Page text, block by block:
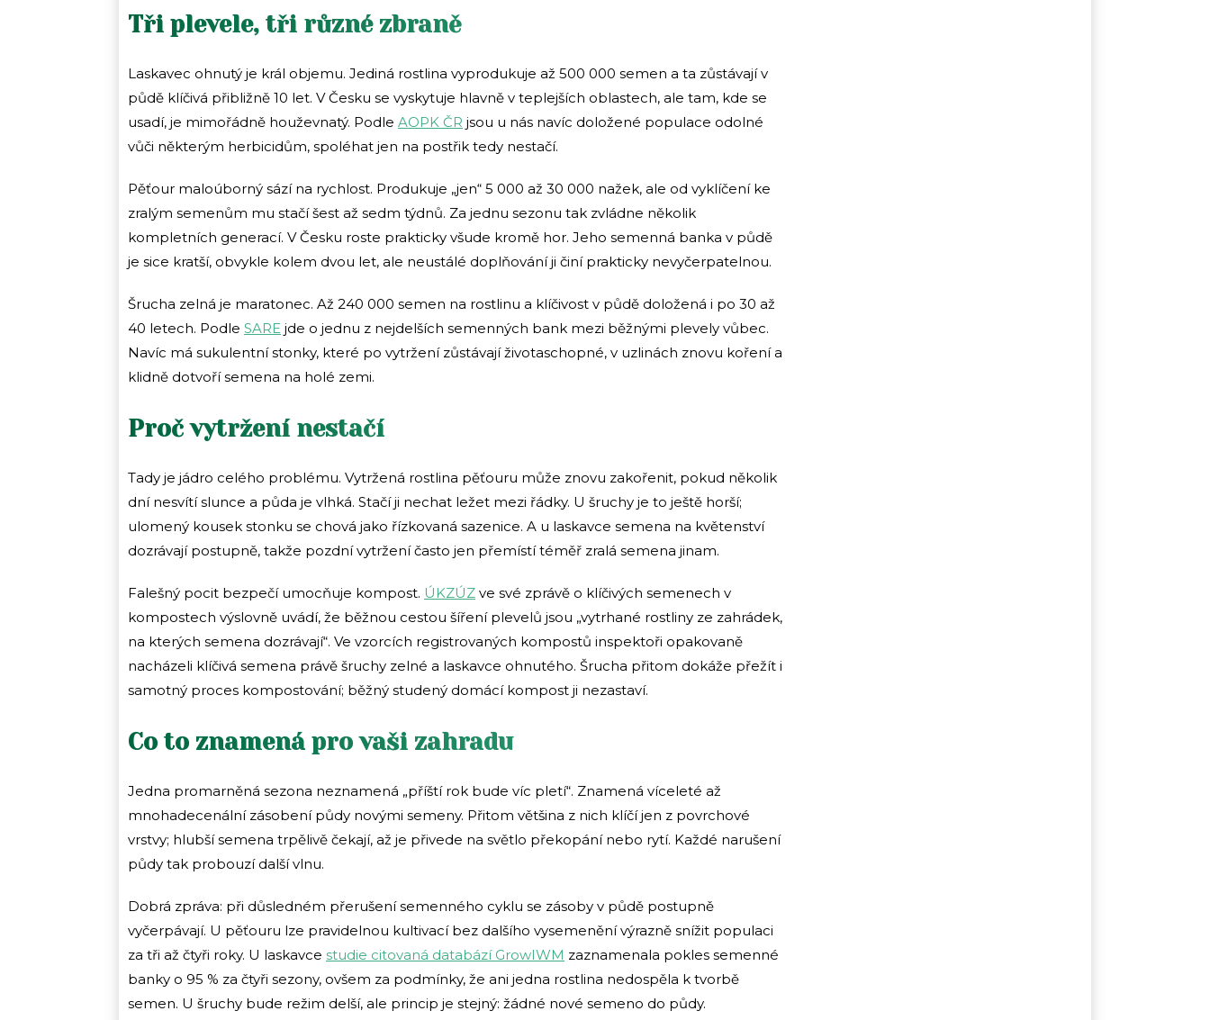
Tři plevele, tři různé zbraně
Laskavec ohnutý je král objemu. Jediná rostlina vyprodukuje až 500 000 semen a ta zůstávají v
půdě klíčivá přibližně 10 let. V Česku se vyskytuje hlavně v teplejších oblastech, ale tam, kde se
usadí, je mimořádně houževnatý. Podle AOPK ČR jsou u nás navíc doložené populace odolné
vůči některým herbicidům, spoléhat jen na postřik tedy nestačí.
Pěťour maloúborný sází na rychlost. Produkuje „jen“ 5 000 až 30 000 nažek, ale od vyklíčení ke
zralým semenům mu stačí šest až sedm týdnů. Za jednu sezonu tak zvládne několik
kompletních generací. V Česku roste prakticky všude kromě hor. Jeho semenná banka v půdě
je sice kratší, obvykle kolem dvou let, ale neustálé doplňování ji činí prakticky nevyčerpatelnou.
Šrucha zelná je maratonec. Až 240 000 semen na rostlinu a klíčivost v půdě doložená i po 30 až
40 letech. Podle SARE jde o jednu z nejdelších semenných bank mezi běžnými plevely vůbec.
Navíc má sukulentní stonky, které po vytržení zůstávají životaschopné, v uzlinách znovu koření a
klidně dotvoří semena na holé zemi.
Proč vytržení nestačí
Tady je jádro celého problému. Vytržená rostlina pěťouru může znovu zakořenit, pokud několik
dní nesvítí slunce a půda je vlhká. Stačí ji nechat ležet mezi řádky. U šruchy je to ještě horší;
ulomený kousek stonku se chová jako řízkovaná sazenice. A u laskavce semena na květenství
dozrávají postupně, takže pozdní vytržení často jen přemístí téměř zralá semena jinam.
Falešný pocit bezpečí umocňuje kompost. ÚKZÚZ ve své zprávě o klíčivých semenech v
kompostech výslovně uvádí, že běžnou cestou šíření plevelů jsou „vytrhané rostliny ze zahrádek,
na kterých semena dozrávají“. Ve vzorcích registrovaných kompostů inspektoři opakovaně
nacházeli klíčivá semena právě šruchy zelné a laskavce ohnutého. Šrucha přitom dokáže přežít i
samotný proces kompostování; běžný studený domácí kompost ji nezastaví.
Co to znamená pro vaši zahradu
Jedna promarněná sezona neznamená „příští rok bude víc pletí“. Znamená víceleté až
mnohadecenální zásobení půdy novými semeny. Přitom většina z nich klíčí jen z povrchové
vrstvy; hlubší semena trpělivě čekají, až je přivede na světlo překopání nebo rytí. Každé narušení
půdy tak probouzí další vlnu.
Dobrá zpráva: při důsledném přerušení semenného cyklu se zásoby v půdě postupně
vyčerpávají. U pěťouru lze pravidelnou kultivací bez dalšího vysemenění výrazně snížit populaci
za tři až čtyři roky. U laskavce studie citovaná databází GrowIWM zaznamenala pokles semenné
banky o 95 % za čtyři sezony, ovšem za podmínky, že ani jedna rostlina nedospěla k tvorbě
semen. U šruchy bude režim delší, ale princip je stejný: žádné nové semeno do půdy.